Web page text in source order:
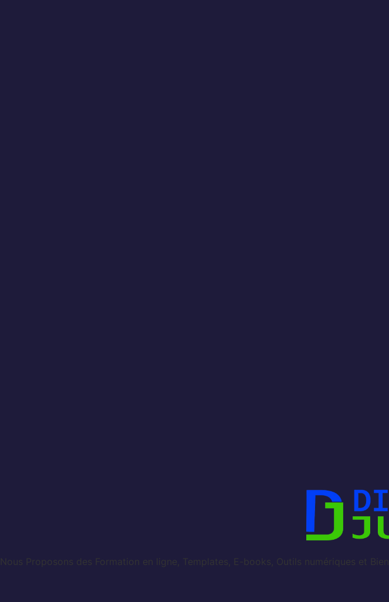
Nous Proposons des Formation en ligne, Templates, E-books, Outils numériques et